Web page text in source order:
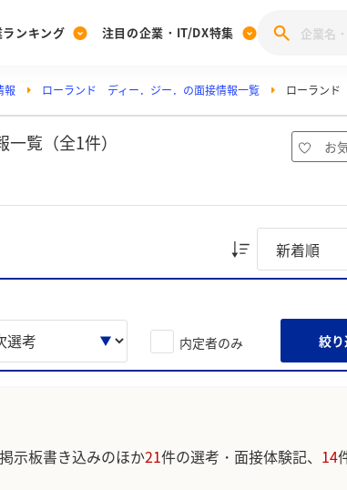
[27卒] 本選考体験記投稿キャンペーン
ランキング
みんなのDX企業就職ブランド調査
注目の企業・IT/DX特集
報 ローランド ディー．ジー．の面接情報一覧 ローランド
覧（全1件） お
内定者のみ 絞
示板書き込みのほか21件の選考・面接体験記、 14